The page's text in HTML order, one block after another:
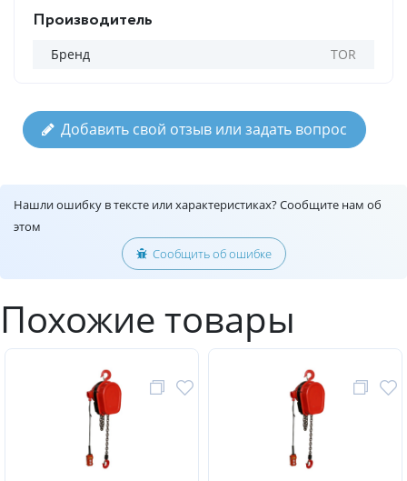
Производитель
Бренд TOR
Добавить свой отзыв или задать вопрос
Нашли ошибку в тексте или характеристиках? Сообщите нам об
этом
Сообщить об ошибке
Похожие товары